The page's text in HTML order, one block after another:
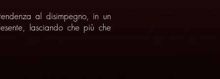
al disimpegno, in un
lasciando che più che